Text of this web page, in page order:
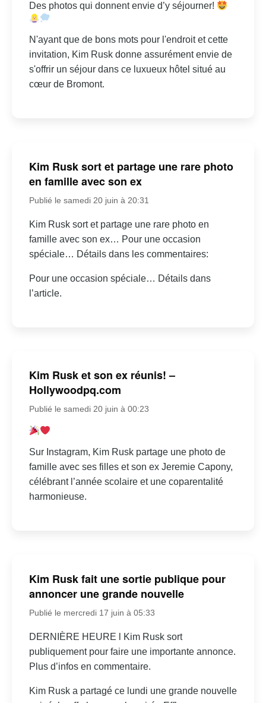
Des photos qui donnent envie d’y séjourner!
N'ayant que de bons mots pour l'endroit et cette
invitation, Kim Rusk donne assurément envie de
s'offrir un séjour dans ce luxueux hôtel situé au
cœur de Bromont.
Kim Rusk sort et partage une rare photo
en famille avec son ex
Publié le samedi 20 juin à 20:31
Kim Rusk sort et partage une rare photo en
famille avec son ex… Pour une occasion
spéciale… Détails dans les commentaires:
Pour une occasion spéciale… Détails dans
l’article.
Kim Rusk et son ex réunis! –
Hollywoodpq.com
Publié le samedi 20 juin à 00:23
Sur Instagram, Kim Rusk partage une photo de
famille avec ses filles et son ex Jeremie Capony,
célébrant l’année scolaire et une coparentalité
harmonieuse.
Kim Rusk fait une sortie publique pour
annoncer une grande nouvelle
Publié le mercredi 17 juin à 05:33
DERNIÈRE HEURE l Kim Rusk sort
publiquement pour faire une importante annonce.
Plus d’infos en commentaire.
Kim Rusk a partagé ce lundi une grande nouvelle